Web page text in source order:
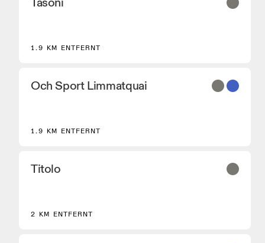
1.9 KM ENTFERNT
Och Sport Limmatquai
1.9 KM ENTFERNT
Titolo
2 KM ENTFERNT